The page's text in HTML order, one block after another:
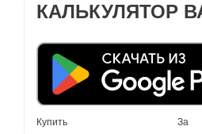
КАЛЬКУЛЯТОР
Купить За